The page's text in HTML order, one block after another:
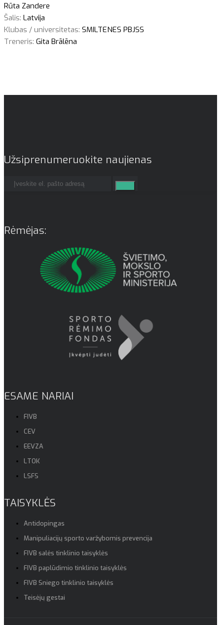
Rūta Zandere
Šalis: Latvija
Klubas / universitetas: SMILTENES PBJSS
Treneris: Gita Brālēna
Užsiprenumeruokite naujienas
Rėmėjas:
ESAME NARIAI
FIVB
CEV
EEVZA
LTOK
LSFS
TAISYKLĖS
Antidopingas
Manipuliacijų sporto varžybomis prevencija
FIVB salės tinklinio taisyklės
FIVB paplūdimio tinklinio taisyklės
FIVB Sniego tinklinio taisyklės
Teisėjų gestai